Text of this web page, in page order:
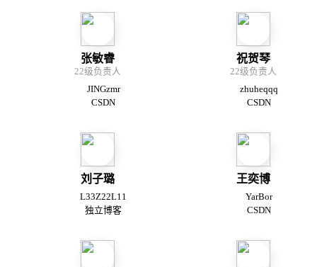
张敏睿
22级负责人
JINGzmr
CSDN
祝贺琴
22级负责人
zhuheqqq
CSDN
刘子璐
L33Z22L11
独立博客
王奕博
YarBor
CSDN